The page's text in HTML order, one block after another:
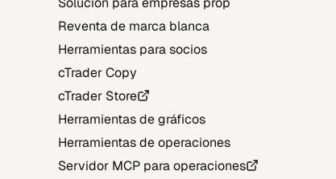
Reventa de marca blanca
Herramientas para socios
cTrader Copy
cTrader Store
Herramientas de gráficos
Herramientas de operaciones
Servidor MCP para operaciones